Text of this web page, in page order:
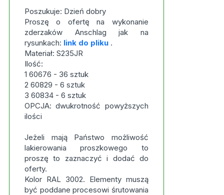
Poszukuje: Dzień dobry
Proszę o ofertę na wykonanie
zderzaków Anschlag jak na
rysunkach: link do pliku.
Materiał: S235JR
Ilość:
1 60676 - 36 sztuk
2 60829 - 6 sztuk
3 60834 - 6 sztuk
OPCJA: dwukrotność powyższych
ilości
Jeżeli mają Państwo możliwość
lakierowania proszkowego to
proszę to zaznaczyć i dodać do
oferty.
Kolor RAL 3002. Elementy muszą
być poddane procesowi śrutowania